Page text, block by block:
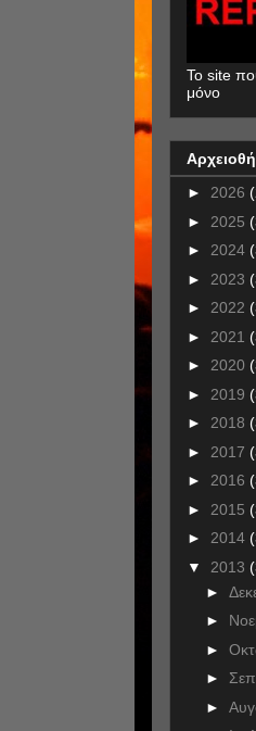
To site
μόνο
► 2026
► 2025
► 2024
► 2023
► 2022
► 2021
► 2020
► 2019
► 2018
► 2017
► 2016
► 2015
► 2014
▼ 2013
►
►
►
►
►